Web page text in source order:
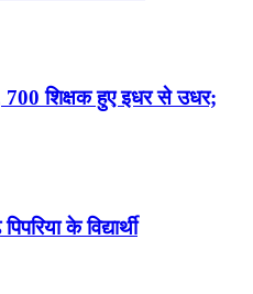
700 शिक्षक हुए इधर से उधर;
के विद्यार्थी